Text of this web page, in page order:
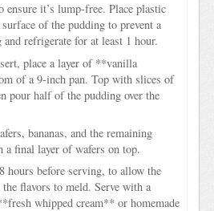
ensure it’s lump-free. Place plastic
of the pudding to prevent a
refrigerate for at least 1 hour.
place a layer of **vanilla
of a 9-inch pan. Top with slices of
pour half of the pudding over the
bananas, and the remaining
final layer of wafers on top.
hours before serving, to allow the
flavors to meld. Serve with a
whipped cream** or homemade